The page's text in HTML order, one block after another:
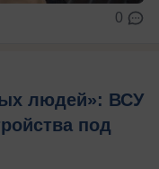
0
людей»: ВСУ
под